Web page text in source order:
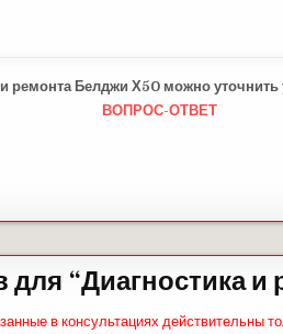
ремонта Белджи Х50 можно уточнить
ВОПРОС-ОТВЕТ
для “Диагностика и
в консультациях действительны